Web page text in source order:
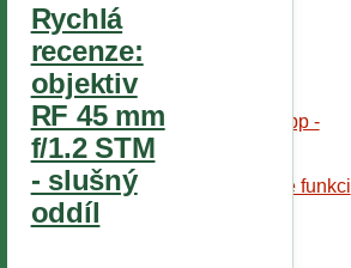
Rychlá
recenze:
objektiv
RF 45 mm
f/1.2 STM
- slušný
oddíl
Posledn
í
koment
áře
https://t.me/pump_upp -
best
uprime receno, tuhle funkci